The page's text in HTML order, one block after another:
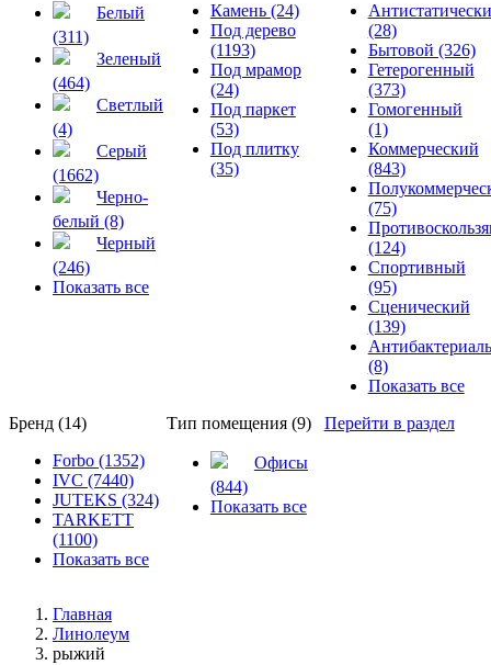
Белый
(311)
Зеленый
(464)
Светлый
(4)
Серый
(1662)
Черно-
белый (8)
Черный
(246)
Показать все
Камень (24)
Под дерево
(1193)
Под мрамор
(24)
Под паркет
(53)
Под плитку
(35)
(28)
Бытовой (326)
Гетерогенный
(373)
Гомогенный
(1)
Коммерческий
(843)
(75)
(124)
Спортивный
(95)
Сценический
(139)
(8)
Показать все
Бренд (14)
Forbo (1352)
IVC (7440)
JUTEKS (324)
TARKETT
(1100)
Показать все
Тип помещения (9)
Офисы
(844)
Показать все
Перейти в раздел
Главная
Линолеум
рыжий